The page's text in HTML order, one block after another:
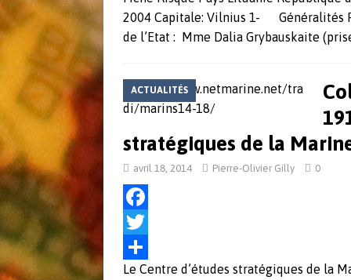
e
o
o
i
t
e
a
t
a
e
r
2004 Capitale: Vilnius 1- Généralités
de l’Etat : Mme Dalia Grybauskaite
ACTUALITÉS
stratégiques de la
avril 18, 2014 Pierre-Olivier Gilly 0
F
a
c
T
w
P
Le Centre d’études stratégiques de la